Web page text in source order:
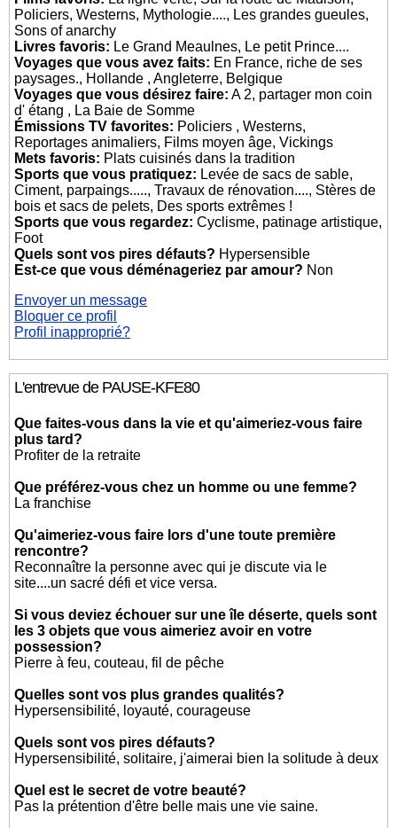
Policiers, Westerns, Mythologie...., Les grandes gueules,
Sons of anarchy
Livres favoris: Le Grand Meaulnes, Le petit Prince....
Voyages que vous avez faits: En France, riche de ses
paysages., Hollande , Angleterre, Belgique
Voyages que vous désirez faire: A 2, partager mon coin
d' étang , La Baie de Somme
Émissions TV favorites: Policiers , Westerns,
Reportages animaliers, Films moyen âge, Vickings
Mets favoris: Plats cuisinés dans la tradition
Sports que vous pratiquez: Levée de sacs de sable,
Ciment, parpaings....., Travaux de rénovation...., Stères de
bois et sacs de pelets, Des sports extrêmes !
Sports que vous regardez: Cyclisme, patinage artistique,
Foot
Quels sont vos pires défauts? Hypersensible
Est-ce que vous déménageriez par amour? Non
Envoyer un message
Bloquer ce profil
Profil inapproprié?
L'entrevue de PAUSE-KFE80
Que faites-vous dans la vie et qu'aimeriez-vous faire
plus tard?
Profiter de la retraite
Que préférez-vous chez un homme ou une femme?
La franchise
Qu'aimeriez-vous faire lors d'une toute première
rencontre?
Reconnaître la personne avec qui je discute via le
site....un sacré défi et vice versa.
Si vous deviez échouer sur une île déserte, quels sont
les 3 objets que vous aimeriez avoir en votre
possession?
Pierre à feu, couteau, fil de pêche
Quelles sont vos plus grandes qualités?
Hypersensibilité, loyauté, courageuse
Quels sont vos pires défauts?
Hypersensibilité, solitaire, j'aimerai bien la solitude à deux
Quel est le secret de votre beauté?
Pas la prétention d'être belle mais une vie saine.